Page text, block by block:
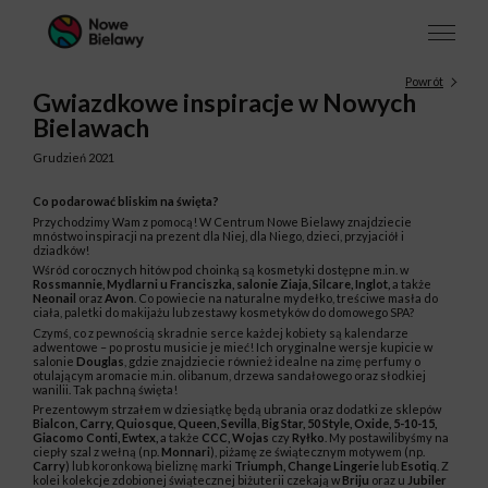
Powrót
Gwiazdkowe inspiracje w Nowych
Bielawach
Grudzień 2021
Co podarować bliskim na święta?
Przychodzimy Wam z pomocą! W Centrum Nowe Bielawy znajdziecie
mnóstwo inspiracji na prezent dla Niej, dla Niego, dzieci, przyjaciół i
dziadków!
Wśród corocznych hitów pod choinką są kosmetyki dostępne m.in. w
Rossmannie, Mydlarni u Franciszka, salonie Ziaja, Silcare, Inglot, a także
Neonail orazAvon . Co powiecie na naturalne mydełko, treściwe masła do
ciała, paletki do makijażu lub zestawy kosmetyków do domowego SPA?
Czymś, co z pewnością skradnie serce każdej kobiety są kalendarze
adwentowe – po prostu musicie je mieć! Ich oryginalne wersje kupicie w
salonie Douglas , gdzie znajdziecie również idealne na zimę perfumy o
otulającym aromacie m.in. olibanum, drzewa sandałowego oraz słodkiej
wanilii. Tak pachną święta!
Prezentowym strzałem w dziesiątkę będą ubrania oraz dodatki ze sklepów
Bialcon, Carry, Quiosque, Queen, Sevilla Big Star, 50 Style, Oxide, 5-10-15,
Giacomo Conti, Ewtex, a także CCC, Wojas czy Ryłko . My postawilibyśmy na
ciepły szal z wełną (np. Monnari), piżamę ze świątecznym motywem (np.
Carry) lub koronkową bieliznę marki Triumph, Change Lingerie lub Esotiq . Z
kolei kolekcje zdobionej świątecznej biżuterii czekają w Briju oraz u Jubiler